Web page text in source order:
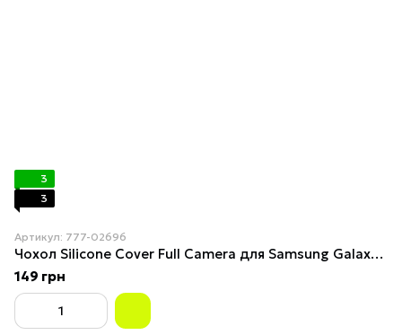
3
3
Артикул: 777-02696
Чохол Silicone Cover Full Camera для Samsung Galaxy A05s (A057) Dark Green
149 грн